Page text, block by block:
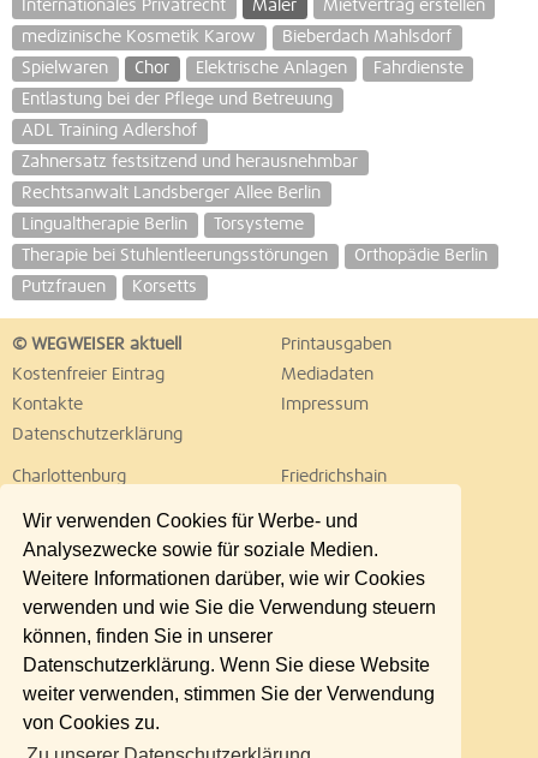
Wir verwenden Cookies für Werbe- und
Analysezwecke sowie für soziale Medien.
Weitere Informationen darüber, wie wir Cookies
verwenden und wie Sie die Verwendung steuern
können, finden Sie in unserer
Datenschutzerklärung. Wenn Sie diese Website
weiter verwenden, stimmen Sie der Verwendung
von Cookies zu.
Internationales Privatrecht
Maler
Mietvertrag erstellen
medizinische Kosmetik Karow
Bieberdach Mahlsdorf
Spielwaren
Chor Elektrische Anlagen
Fahrdienste
Entlastung bei der Pflege und Betreuung
ADL Training Adlershof
Zahnersatz festsitzend und herausnehmbar
Rechtsanwalt Landsberger Allee Berlin
Lingualtherapie Berlin
Torsysteme
Therapie bei Stuhlentleerungsstörungen
Orthopädie Berlin
Putzfrauen
Korsetts
© WEGWEISER aktuell
Printausgaben
Kostenfreier Eintrag
Mediadaten
Kontakte
Impressum
Datenschutzerklärung
Charlottenburg
Friedrichshain
Lichtenberg
Marzahn
Neukölln
Pankow
Reinickendorf
Schöneberg
Spandau
Steglitz
Tempelhof
Treptow
Umland Ost